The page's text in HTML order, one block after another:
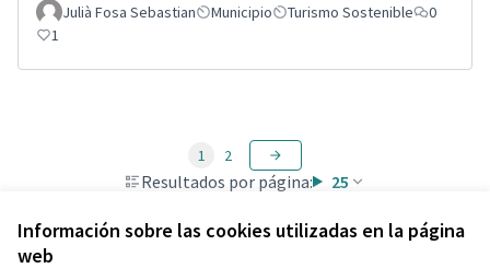
Información sobre las cookies utilizadas en la página
web
Julià Fosa Sebastian Municipio Turismo Sostenible
0
1
Resultados por página: 25
1 2